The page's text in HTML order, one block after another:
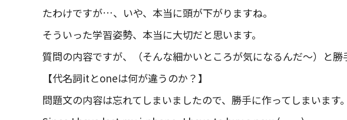
たわけですが…、いや、本当に頭が下がりますね。
そういった学習姿勢、本当に大切だと思います。
質問の内容ですが、（そんな細かいところが気になるんだ～）と勝
【代名詞itとoneは何が違うのか？】
問題文の内容は忘れてしまいましたので、勝手に作ってしまいます。